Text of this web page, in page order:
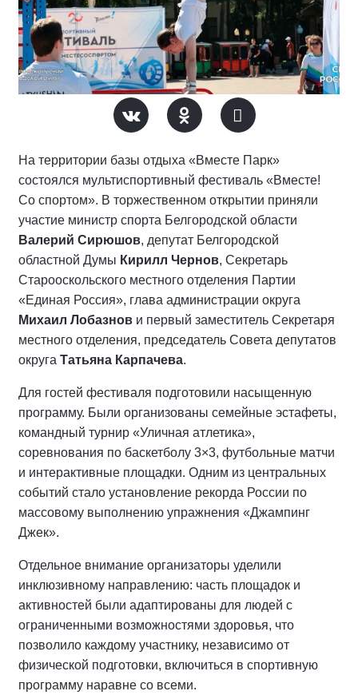
На территории базы отдыха «Вместе Парк»
состоялся мультиспортивный фестиваль «Вместе!
Со спортом». В торжественном открытии приняли
участие министр спорта Белгородской области
Валерий Сирюшов, депутат Белгородской
областной Думы Кирилл Чернов, Секретарь
Старооскольского местного отделения Партии
«Единая Россия», глава администрации округа
Михаил Лобазнов и первый заместитель Секретаря
местного отделения, председатель Совета депутатов
округа Татьяна Карпачева.
Для гостей фестиваля подготовили насыщенную
программу. Были организованы семейные эстафеты,
командный турнир «Уличная атлетика»,
соревнования по баскетболу 3×3, футбольные матчи
и интерактивные площадки. Одним из центральных
событий стало установление рекорда России по
массовому выполнению упражнения «Джампинг
Джек».
Отдельное внимание организаторы уделили
инклюзивному направлению: часть площадок и
активностей были адаптированы для людей с
ограниченными возможностями здоровья, что
позволило каждому участнику, независимо от
физической подготовки, включиться в спортивную
программу наравне со всеми.